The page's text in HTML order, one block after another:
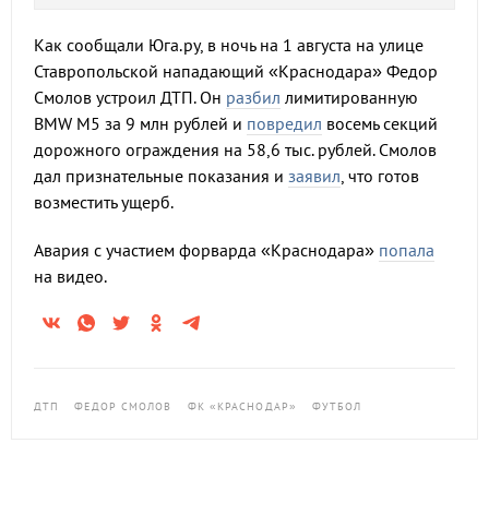
Как сообщали Юга.ру, в ночь на 1 августа на улице
Ставропольской нападающий «Краснодара» Федор
Смолов устроил ДТП. Он разбил лимитированную
BMW M5 за 9 млн рублей и повредил восемь секций
дорожного ограждения на 58,6 тыс. рублей. Смолов
дал признательные показания и заявил, что готов
возместить ущерб.
Авария с участием форварда «Краснодара» попала
на видео.
ДТП ФЕДОР СМОЛОВ ФК «КРАСНОДАР» ФУТБОЛ